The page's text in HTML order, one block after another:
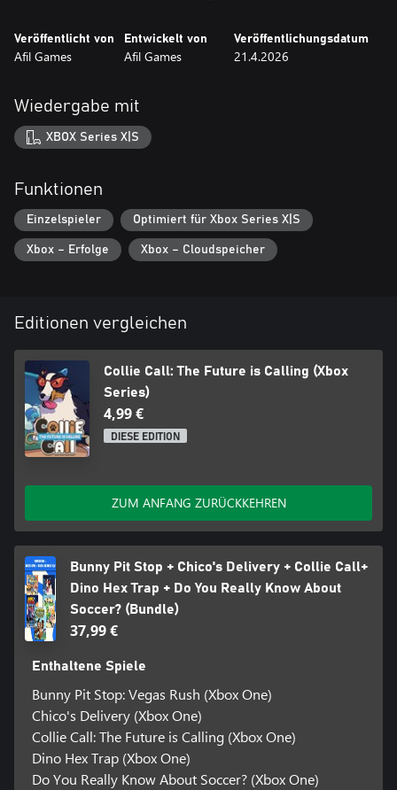
Veröffentlicht von
Afil Games
Entwickelt von
Afil Games
Veröffentlichungsdatum
21.4.2026
Wiedergabe mit
XBOX Series X|S
Funktionen
Einzelspieler Optimiert für Xbox Series X|S
Xbox – Erfolge Xbox – Cloudspeicher
Editionen vergleichen
Collie Call: The Future is Calling (Xbox
Series)
4,99 €
DIESE EDITION
ZUM ANFANG ZURÜCKKEHREN
Bunny Pit Stop + Chico's Delivery + Collie Call+
Dino Hex Trap + Do You Really Know About
Soccer? (Bundle)
37,99 €
Enthaltene Spiele
Bunny Pit Stop: Vegas Rush (Xbox One)
Chico's Delivery (Xbox One)
Collie Call: The Future is Calling (Xbox One)
Dino Hex Trap (Xbox One)
Do You Really Know About Soccer? (Xbox One)